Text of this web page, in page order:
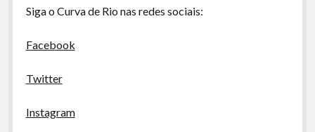
Preliminares
Siga o Curva de Rio nas redes sociais:
Facebook
Twitter
Instagram